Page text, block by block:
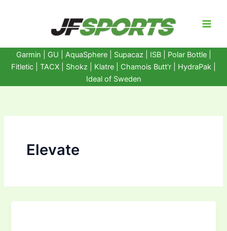
Garmin GU AquaSphere| Supacaz | ISB | Polar Bottle|
Fitletic
TACX Shokz Klatre Chamois Butt'r HydraPak
Ideal of Sweden
Elevate